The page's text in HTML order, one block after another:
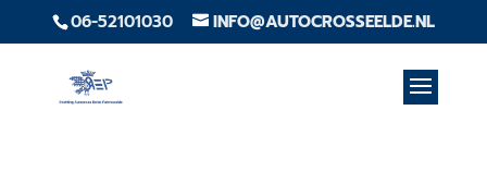
06-52101030 INFO@AUTOCROSSEELDE.NL